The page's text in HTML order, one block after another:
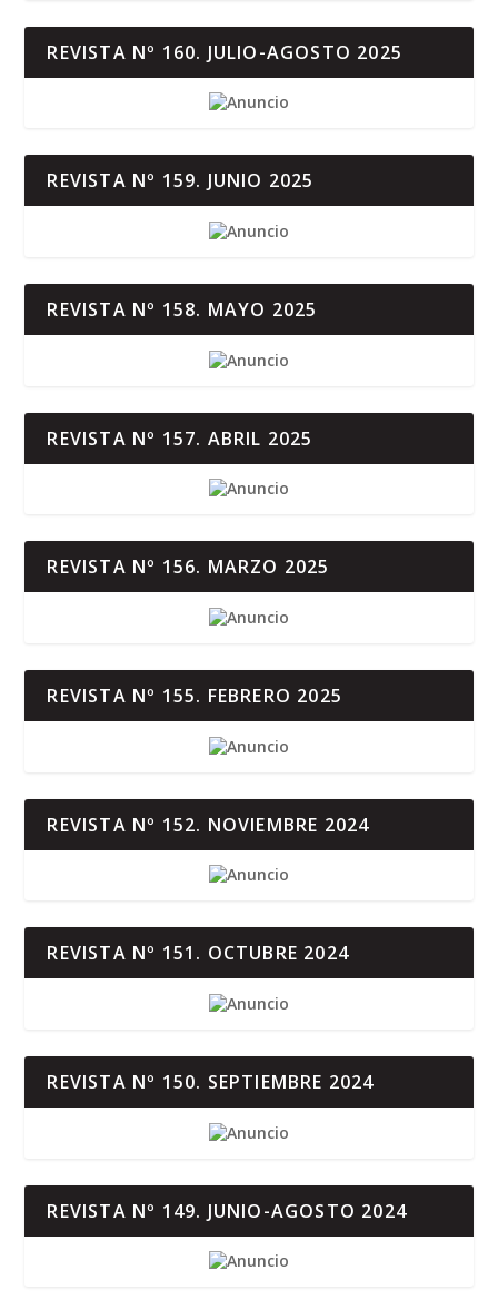
REVISTA Nº 160. JULIO-AGOSTO 2025
REVISTA Nº 159. JUNIO 2025
REVISTA Nº 158. MAYO 2025
REVISTA Nº 157. ABRIL 2025
REVISTA Nº 156. MARZO 2025
REVISTA Nº 155. FEBRERO 2025
REVISTA Nº 152. NOVIEMBRE 2024
REVISTA Nº 151. OCTUBRE 2024
REVISTA Nº 150. SEPTIEMBRE 2024
REVISTA Nº 149. JUNIO-AGOSTO 2024